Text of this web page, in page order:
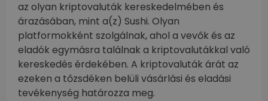
az olyan kriptovaluták kereskedelmében és
árazásában, mint a(z) Sushi. Olyan
platformokként szolgálnak, ahol a vevők és az
eladók egymásra találnak a kriptovalutákkal való
kereskedés érdekében. A kriptovaluták árát az
ezeken a tőzsdéken belüli vásárlási és eladási
tevékenység határozza meg.